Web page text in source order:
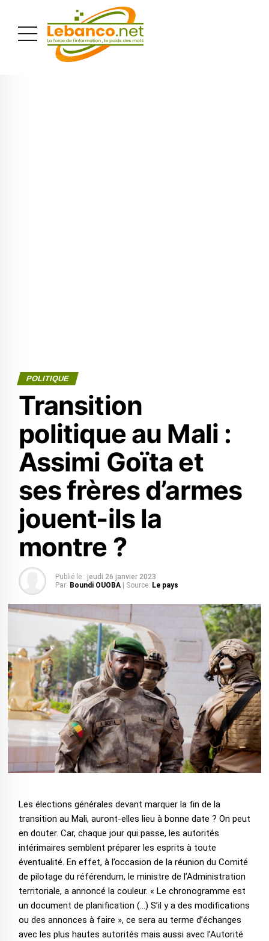
POLITIQUE
Transition
politique au Mali :
Assimi Goïta et
ses frères d’armes
jouent-ils la
montre ?
Publié le : jeudi 26 janvier 2023
Par: Boundi OUOBA | Source: Le pays
Les élections générales devant marquer la fin de la
transition au Mali, auront-elles lieu à bonne date ? On peut
en douter. Car, chaque jour qui passe, les autorités
intérimaires semblent préparer les esprits à toute
éventualité. En effet, à l’occasion de la réunion du Comité
de pilotage du référendum, le ministre de l’Administration
territoriale, a annoncé la couleur. « Le chronogramme est
un document de planification (…) S’il y a des modifications
ou des annonces à faire », ce sera au terme d’échanges
avec les plus hautes autorités mais aussi avec l’Autorité